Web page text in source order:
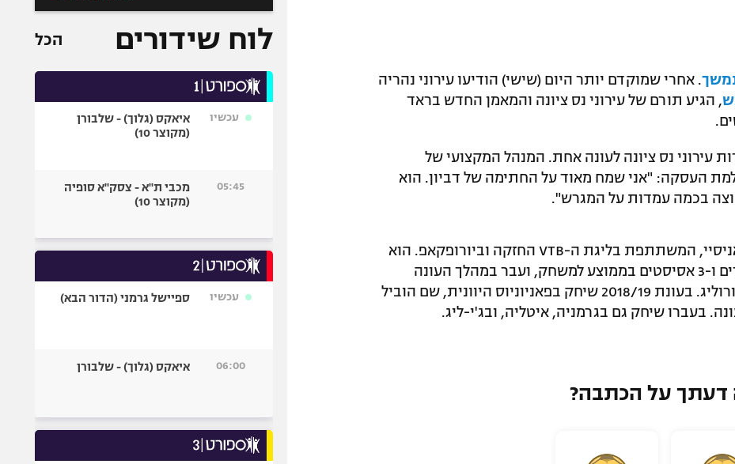
. אחרי שמוקדם יותר היום (שישי) הודיעו עירוני נהריה
, הגיע תורם של עירוני נס ציונה והמאמן החדש בראד
עירוני נס ציונה לעונה אחת. המנהל המקצועי של
העסקה: "אני שמח מאוד על החתימה של דביון. הוא
בכמה עמדות על המגרש".
ברי (28, 1.93) שיחק בעונה שעברה באניסיי, המשתתפת בליגת ה-VTB החזקה וביורופקאפ. הוא
רשם במדיה 18.0 נקודות, 3.3 ריבאונדים ו-3 אסיסטים בממוצע למשחק, ועבר במהלך העונה
לווילרבאן הצרפתית אשר משחקת ביורוליג. בעונת 2018/19 שיחק בפאניוניוס היוונית, שם הוביל
בעברו שיחק גם בגרמניה, איטליה, ובג'י-ליג.
דעתך על הכתבה?
לוח שידורים הכל
עכשיו
איאקס (גלוך) - שלבורן
(מקוצר 10)
05:45
מכבי ת"א - צסק"א סופיה
(מקוצר 10)
עכשיו ספיישל גרמני (הדור הבא)
06:00 איאקס (גלוך) - שלבורן